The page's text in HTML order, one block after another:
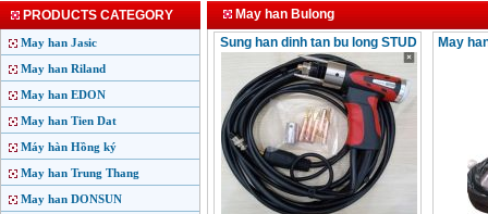
PRODUCTS CATEGORY
May han Jasic
May han Riland
May han EDON
May han Tien Dat
Máy hàn Hồng ký
May han Trung Thang
May han DONSUN
May han Bulong
Sung han dinh tan bu long STUD
May